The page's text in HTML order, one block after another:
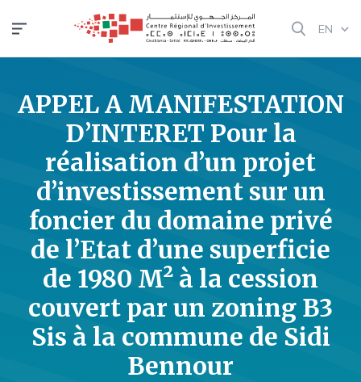
main
EN
APPEL A MANIFESTATION
D’INTERET Pour la
réalisation d’un projet
d’investissement sur un
foncier du domaine privé
de l’Etat d’une superficie
de 1980 M² à la cession
couvert par un zoning B3
Sis à la commune de Sidi
Bennour